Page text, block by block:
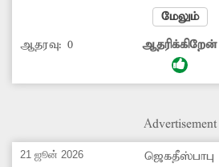
அவை சாலைகளிலும்,
கூட்டமாக உலா
வழியாக நடந்து
வாகனங்களில் செல்வோரையும்
நாய்க்கடிக்கு ஆளாகும்
அங்கு தெருநாய்கள்
மேலும்
ஆதரவு: 0 ஆதரிக்கிறேன்
Advertisement
21 ஜூன் 2026
ஜெகதீஸ்பாபு